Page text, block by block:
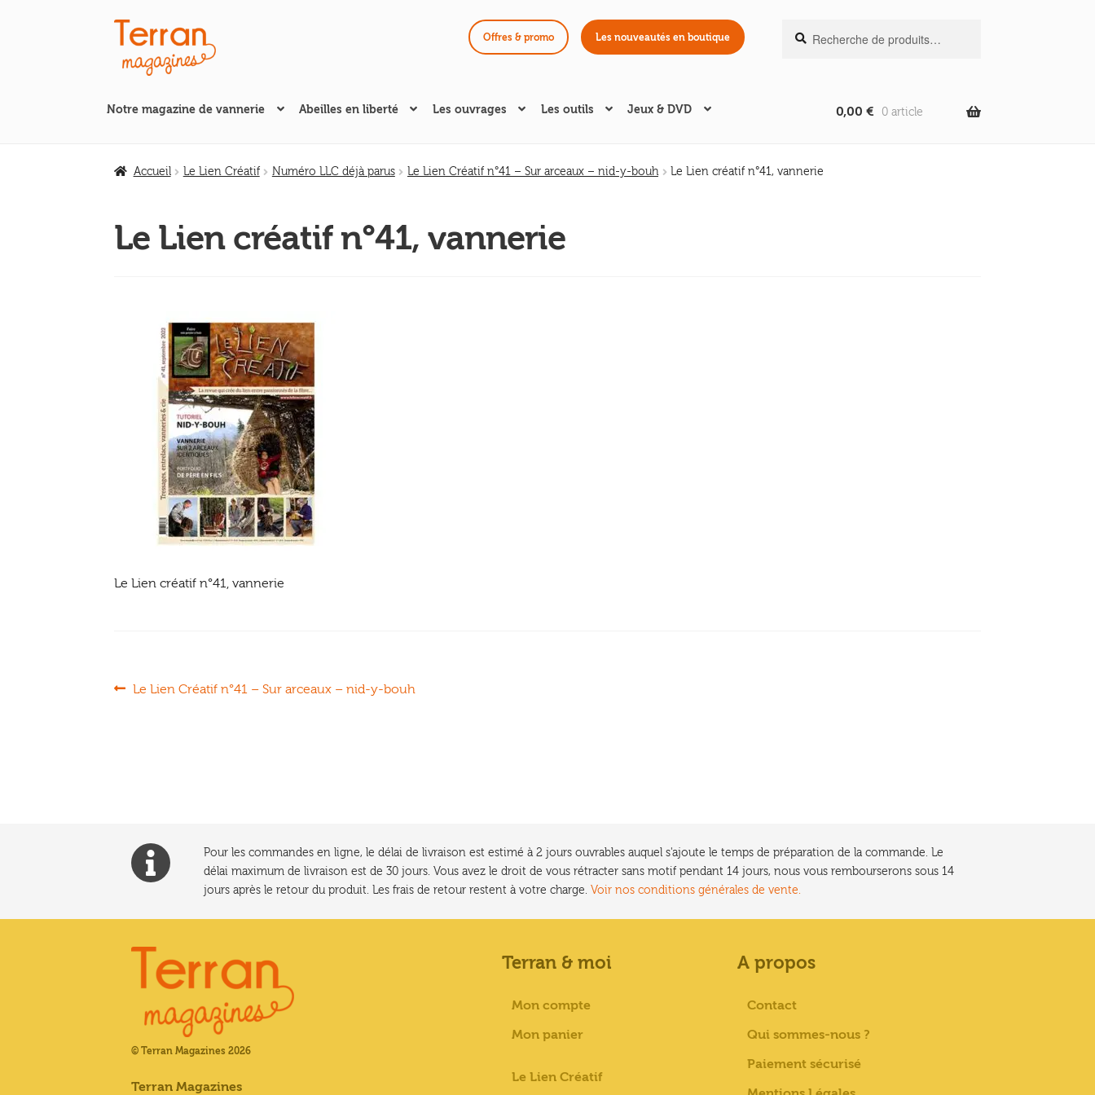
Aller
à
la
Aller
au
contenu
Offres & promo Les nouveautés en boutique
pour :
Recherche
Notre magazine de vannerie Abeilles en liberté Les ouvrages Les outils Jeux & DVD 0,00 € 0 article
Accueil Le Lien Créatif Numéro LLC déjà parus Le Lien Créatif n°41 – Sur arceaux – nid-y-bouh Le Lien créatif n°41, vannerie
Le Lien créatif n°41, vannerie
Le Lien créatif n°41, vannerie
Navigation
Article
Le Lien Créatif n°41 – Sur arceaux – nid-y-bouh
Pour les commandes en ligne, le délai de livraison est estimé à 2 jours ouvrables auquel s'ajoute le temps de préparation de la commande. Le
délai maximum de livraison est de 30 jours. Vous avez le droit de vous rétracter sans motif pendant 14 jours, nous vous rembourserons sous 14
jours après le retour du produit. Les frais de retour restent à votre charge. Voir nos conditions générales de vente.
© Terran Magazines 2026
Terran Magazines
Terran & moi
Mon compte
Mon panier
Le Lien Créatif
A propos
Contact
Qui sommes-nous ?
Paiement sécurisé